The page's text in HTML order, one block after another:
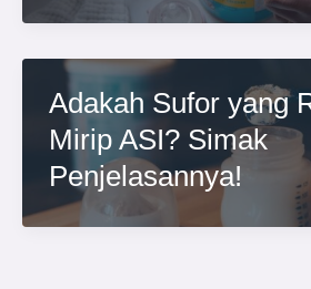
Adakah Sufor yang
Mirip ASI? Simak
Penjelasannya!